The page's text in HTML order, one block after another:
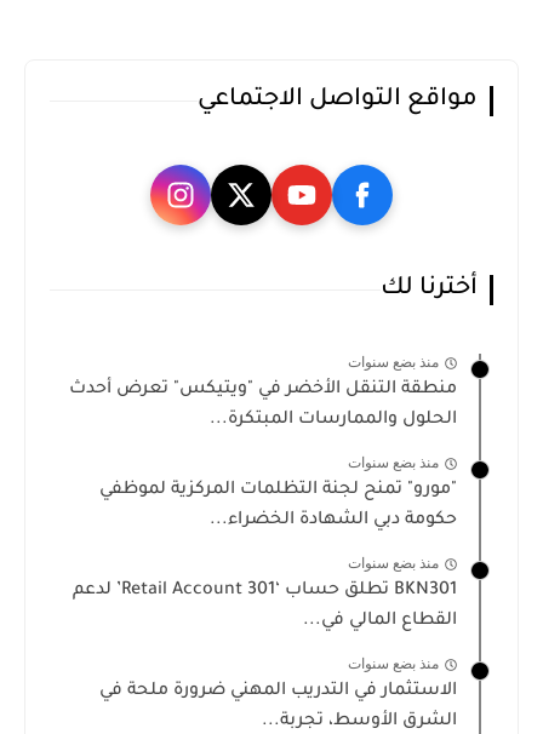
مواقع التواصل الاجتماعي
أخترنا لك
منذ بضع سنوات
منطقة التنقل الأخضر في "ويتيكس" تعرض أحدث
الحلول والممارسات المبتكرة...
منذ بضع سنوات
"مورو" تمنح لجنة التظلمات المركزية لموظفي
حكومة دبي الشهادة الخضراء...
منذ بضع سنوات
BKN301 تطلق حساب ‘301 Retail Account’ لدعم
القطاع المالي في...
منذ بضع سنوات
الاستثمار في التدريب المهني ضرورة ملحة في
الشرق الأوسط، تجربة...